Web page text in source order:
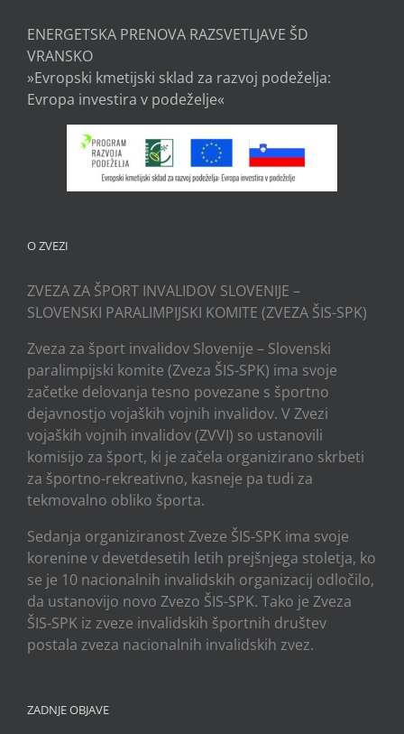
ENERGETSKA PRENOVA RAZSVETLJAVE ŠD
VRANSKO
»Evropski kmetijski sklad za razvoj podeželja:
Evropa investira v podeželje«
O ZVEZI
ZVEZA ZA ŠPORT INVALIDOV SLOVENIJE –
SLOVENSKI PARALIMPIJSKI KOMITE (ZVEZA ŠIS-SPK)
Zveza za šport invalidov Slovenije – Slovenski
paralimpijski komite (Zveza ŠIS-SPK) ima svoje
začetke delovanja tesno povezane s športno
dejavnostjo vojaških vojnih invalidov. V Zvezi
vojaških vojnih invalidov (ZVVI) so ustanovili
komisijo za šport, ki je začela organizirano skrbeti
za športno-rekreativno, kasneje pa tudi za
tekmovalno obliko športa.
Sedanja organiziranost Zveze ŠIS-SPK ima svoje
korenine v devetdesetih letih prejšnjega stoletja, ko
se je 10 nacionalnih invalidskih organizacij odločilo,
da ustanovijo novo Zvezo ŠIS-SPK. Tako je Zveza
ŠIS-SPK iz zveze invalidskih športnih društev
postala zveza nacionalnih invalidskih zvez.
ZADNJE OBJAVE